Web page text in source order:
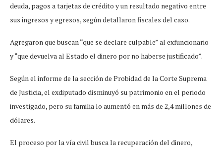
deuda, pagos a tarjetas de crédito y un resultado negativo entre
sus ingresos y egresos, según detallaron fiscales del caso.
Agregaron que buscan “que se declare culpable” al exfuncionario
y “que devuelva al Estado el dinero por no haberse justificado”.
Según el informe de la sección de Probidad de la Corte Suprema
de Justicia, el exdiputado disminuyó su patrimonio en el periodo
investigado, pero su familia lo aumentó en más de 2,4 millones de
dólares.
El proceso por la vía civil busca la recuperación del dinero,